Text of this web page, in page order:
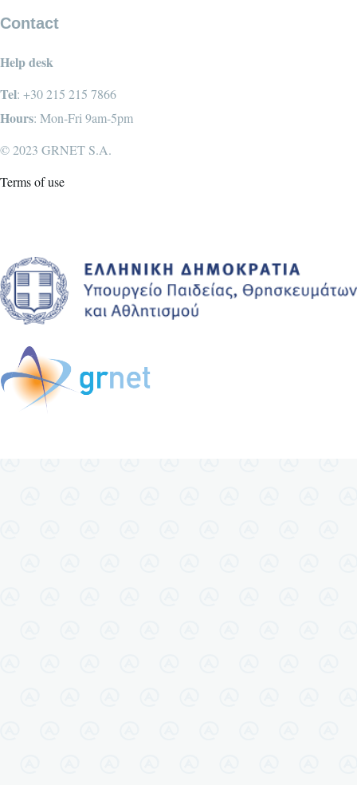
Contact
Help desk
Tel: +30 215 215 7866
Hours: Mon-Fri 9am-5pm
© 2023 GRNET S.A.
Terms of use